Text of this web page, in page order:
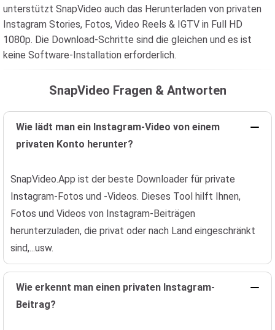
unterstützt SnapVideo auch das Herunterladen von privaten
Instagram Stories, Fotos, Video Reels & IGTV in Full HD
1080p. Die Download-Schritte sind die gleichen und es ist
keine Software-Installation erforderlich.
SnapVideo Fragen & Antworten
Wie lädt man ein Instagram-Video von einem
privaten Konto herunter?
SnapVideo.App ist der beste Downloader für private
Instagram-Fotos und -Videos. Dieses Tool hilft Ihnen,
Fotos und Videos von Instagram-Beiträgen
herunterzuladen, die privat oder nach Land eingeschränkt
sind,...usw.
Wie erkennt man einen privaten Instagram-
Beitrag?